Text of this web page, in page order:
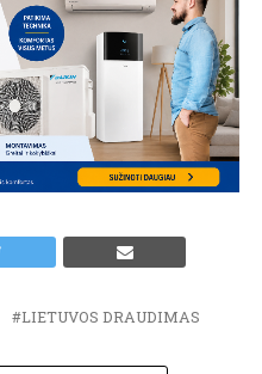
LIETUVOS DRAUDIMAS